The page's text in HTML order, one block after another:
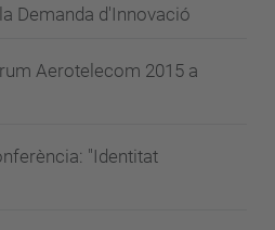
Demanda d'Innovació
Aerotelecom 2015 a
"Identitat